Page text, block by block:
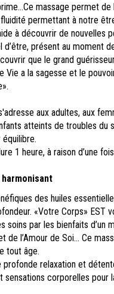
massage permet
permettant à notre
à découvrir de nouvelles
d’être, présent au moment
que le grand
Vie a la sagesse et le
aux adultes, aux
atteints de troubles du
1 heure, à raison d’une
des huiles
«Votre Corps» EST
soins par les bienfaits d’un
de l’Amour de Soi… Ce
tout âge.
profonde relaxation et
sensations corporelles pour